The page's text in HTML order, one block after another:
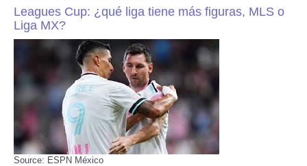
Leagues Cup: ¿qué liga tiene más figuras, MLS o
Liga MX?
Source: ESPN México